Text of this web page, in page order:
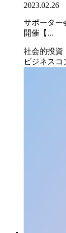
2023.02.26
サポーター
開催【...
社会的投資
ビジネスコ